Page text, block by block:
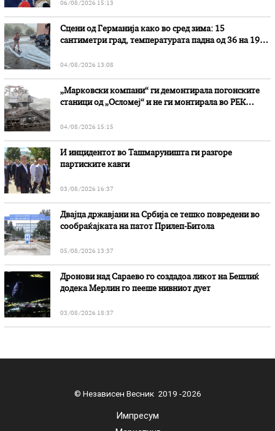
06/08/2026 15:13
Сцени од Германија како во сред зима: 15
сантиметри град, температурата падна од 36 на 19
04/08/2026 13:08
„Марковски компани“ ги демонтирала погонските
станици од „Осломеј“ и не ги монтирала во РЕК
04/08/2026 15:15
И инцидентот во Ташмаруништa ги разгоре
партиските кавги
03/08/2026 16:37
Двајца државјани на Србија се тешко повредени во
сообраќајката на патот Прилеп-Битола
05/08/2026 13:37
Дронови над Сараево го создадоа ликот на Бешлиќ
додека Мерлин го пееше нивниот дует
03/08/2026 18:37
© Независен Весник 2019 -2026
Импресум